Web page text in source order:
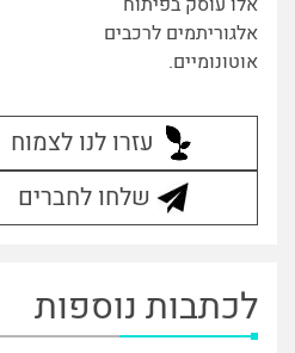
אלגוריתמים לרכבים
אוטונומיים.
עזרו לנו לצמוח
שלחו לחברים
לכתבות נוספות